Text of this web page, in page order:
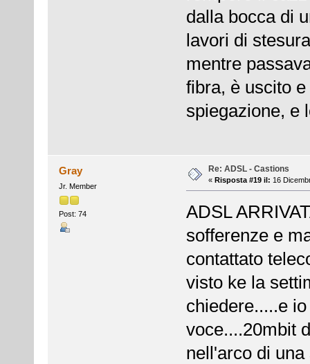
dalla bocca di
lavori di
mentre
fibra, è uscito
spiegazione, e
Gray
Jr. Member
Post: 74
Re: ADSL - Castions
« Risposta #19 il: 16
ADSL
sofferenze e
contattato
visto ke la
chiedere.....e
voce....20mbit
nell'arco di